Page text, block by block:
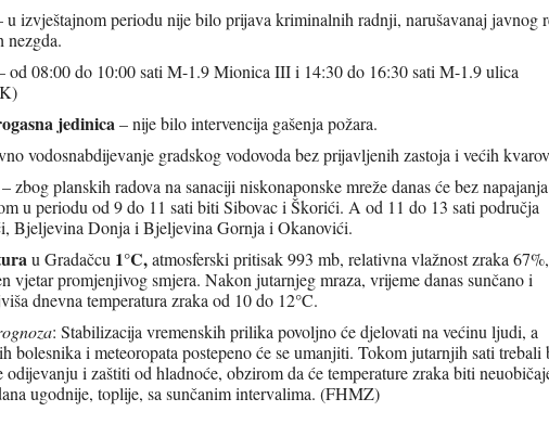
u izvještajnom periodu nije bilo prijava kriminalnih radnji, narušavanaj javnog
nezgda.
od 08:00 do 10:00 sati M-1.9 Mionica III i 14:30 do 16:30 sati M-1.9 ulica
jedinica– nije bilo intervencija gašenja požara.
vodosnabdijevanje gradskog vodovoda bez prijavljenih zastoja i većih
– zbog planskih radova na sanaciji niskonaponske mreže danas će bez napajanja
u periodu od 9 do 11 sati biti Sibovac i Škorići. A od 11 do 13 sati područja
Bjeljevina Donja i Bjeljevina Gornja i Okanovići.
u Gradačcu 1°C,atmosferski pritisak 993 mb, relativna vlažnost zraka 67%,
vjetar promjenjivog smjera. Nakon jutarnjeg mraza, vrijeme danas sunčano i
dnevna temperatura zraka od 10 do 12°C.
: Stabilizacija vremenskih prilika povoljno će djelovati na većinu ljudi, a
bolesnika i meteoropata postepeno će se umanjiti. Tokom jutarnjih sati trebali
odijevanju i zaštiti od hladnoće, obzirom da će temperature zraka biti
ugodnije, toplije, sa sunčanim intervalima. (FHMZ)